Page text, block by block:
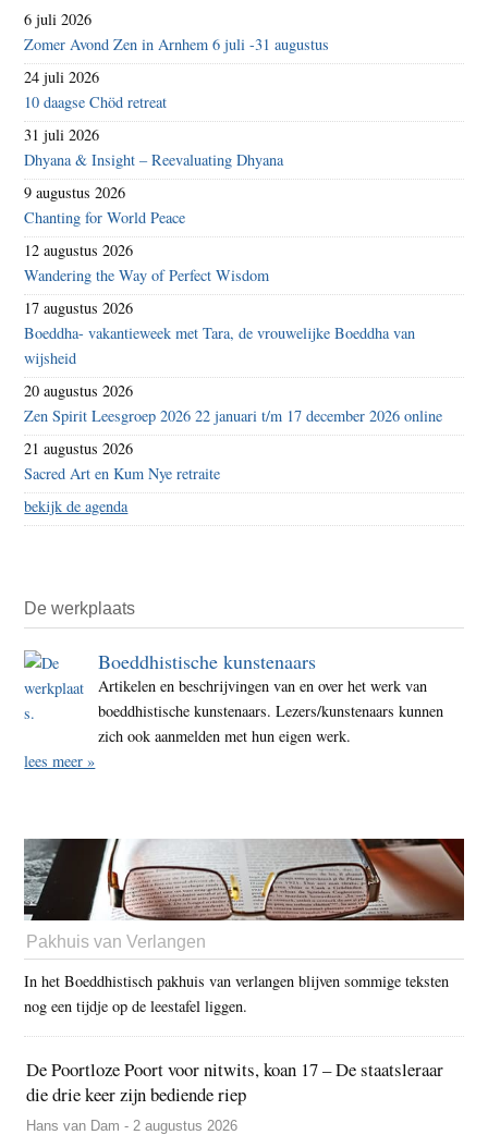
6 juli 2026
Zomer Avond Zen in Arnhem 6 juli -31 augustus
24 juli 2026
10 daagse Chöd retreat
31 juli 2026
Dhyana & Insight – Reevaluating Dhyana
9 augustus 2026
Chanting for World Peace
12 augustus 2026
Wandering the Way of Perfect Wisdom
17 augustus 2026
Boeddha- vakantieweek met Tara, de vrouwelijke Boeddha van
wijsheid
20 augustus 2026
Zen Spirit Leesgroep 2026 22 januari t/m 17 december 2026 online
21 augustus 2026
Sacred Art en Kum Nye retraite
bekijk de agenda
De werkplaats
Boeddhistische kunstenaars
Artikelen en beschrijvingen van en over het werk van
boeddhistische kunstenaars. Lezers/kunstenaars kunnen
zich ook aanmelden met hun eigen werk.
lees meer »
Pakhuis van Verlangen
In het Boeddhistisch pakhuis van verlangen blijven sommige teksten
nog een tijdje op de leestafel liggen.
De Poortloze Poort voor nitwits, koan 17 – De staatsleraar
die drie keer zijn bediende riep
Hans van Dam - 2 augustus 2026